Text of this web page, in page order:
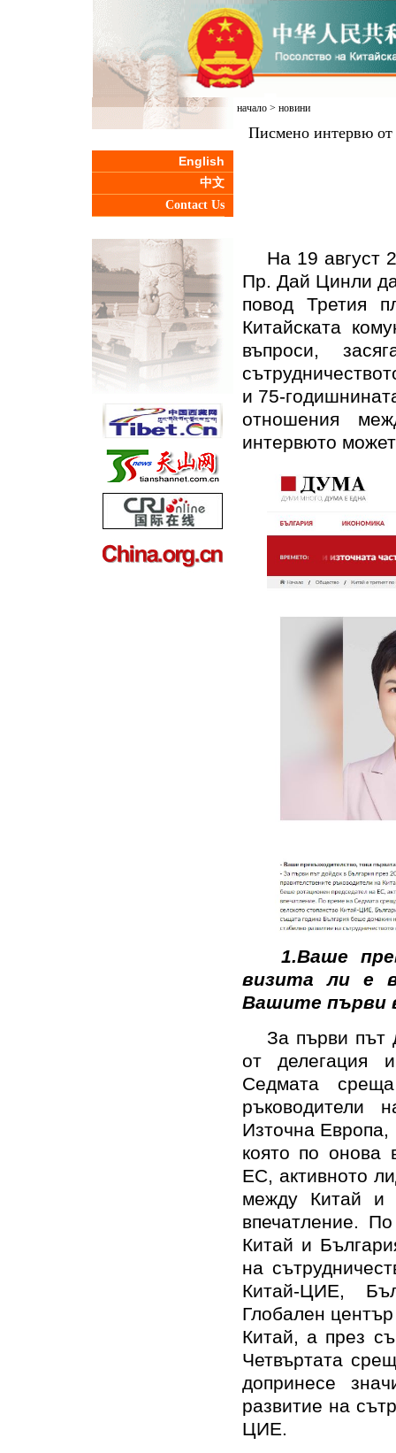
English
中文
Contact Us
начало> новини
Писмено интервю
На 19 август
Пр. Дай Цинли
повод Третия
Китайската
въпроси,
и 75-
отношения
интервюто
1.Ваше
визита ли е
Вашите първи
За първи път
от делегация
Седмата
ръководители
Източна
която по онова
ЕС, активното
между Китай и
впечатление.
Китай и
на
Китай-ЦИЕ,
Глобален
Китай, а през
Четвъртата
допринесе
развитие на
ЦИЕ.